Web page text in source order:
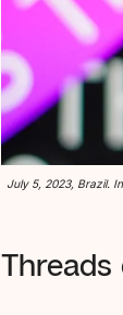
July 5, 2023, Brazil.
Threads